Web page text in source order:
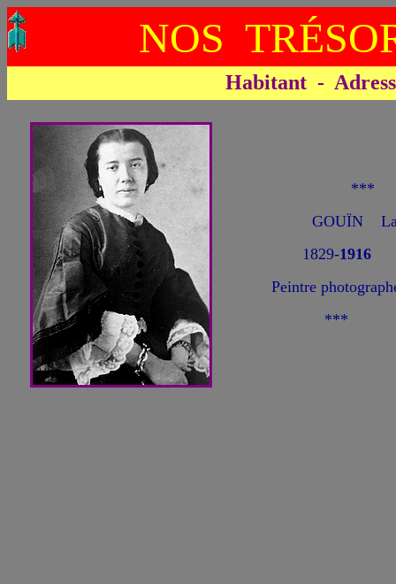
NOS
Habitant -
***
GOUÏN
1829-1916
Peintre
***